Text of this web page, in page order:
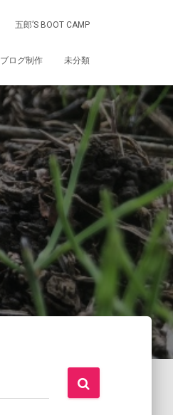
五郎’S BOOT CAMP
ブログ制作 未分類